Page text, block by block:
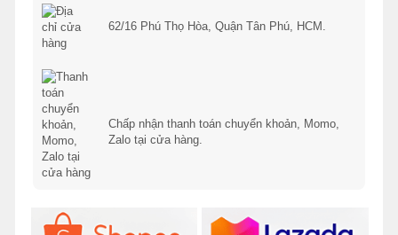
62/16 Phú Thọ Hòa, Quận Tân Phú, HCM.
Chấp nhận thanh toán chuyển khoản, Momo,
Zalo tại cửa hàng.